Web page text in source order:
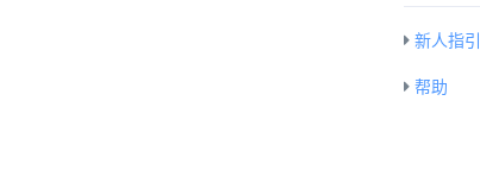
新人指引
帮助